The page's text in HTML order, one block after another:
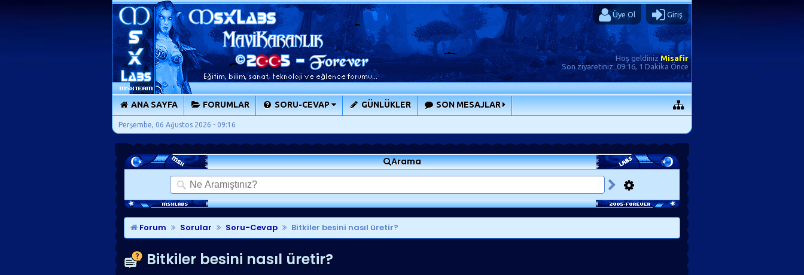
Üye Ol Giriş
Hoş geldiniz Misafir
Son ziyaretiniz:09:16, 1 Dakika Önce
ANA SAYFA FORUMLAR SORU-CEVAP GÜNLÜKLER SON MESAJLAR
Perşembe, 06 Ağustos 2026 - 09:16
Arama
Forum Sorular Soru-Cevap Bitkiler besini nasıl üretir?
Bitkiler besini nasıl üretir?